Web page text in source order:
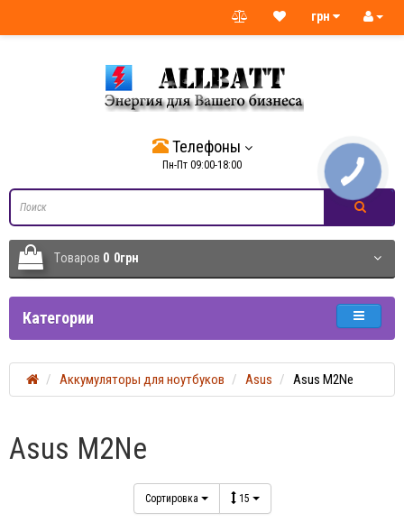
грн
Телефоны
Пн-Пт 09:00-18:00
Tоваров 0 0грн
Категории
Аккумуляторы для ноутбуков Asus Asus M2Ne
Asus M2Ne
Сортировка 15